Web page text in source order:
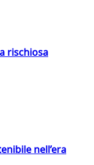
rischiosa
nell’era